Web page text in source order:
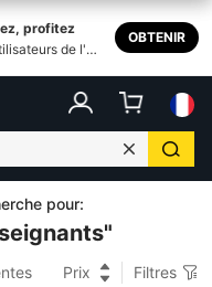
profitez
de l'ap
OBTENIR
pour:
"
Prix Filtres